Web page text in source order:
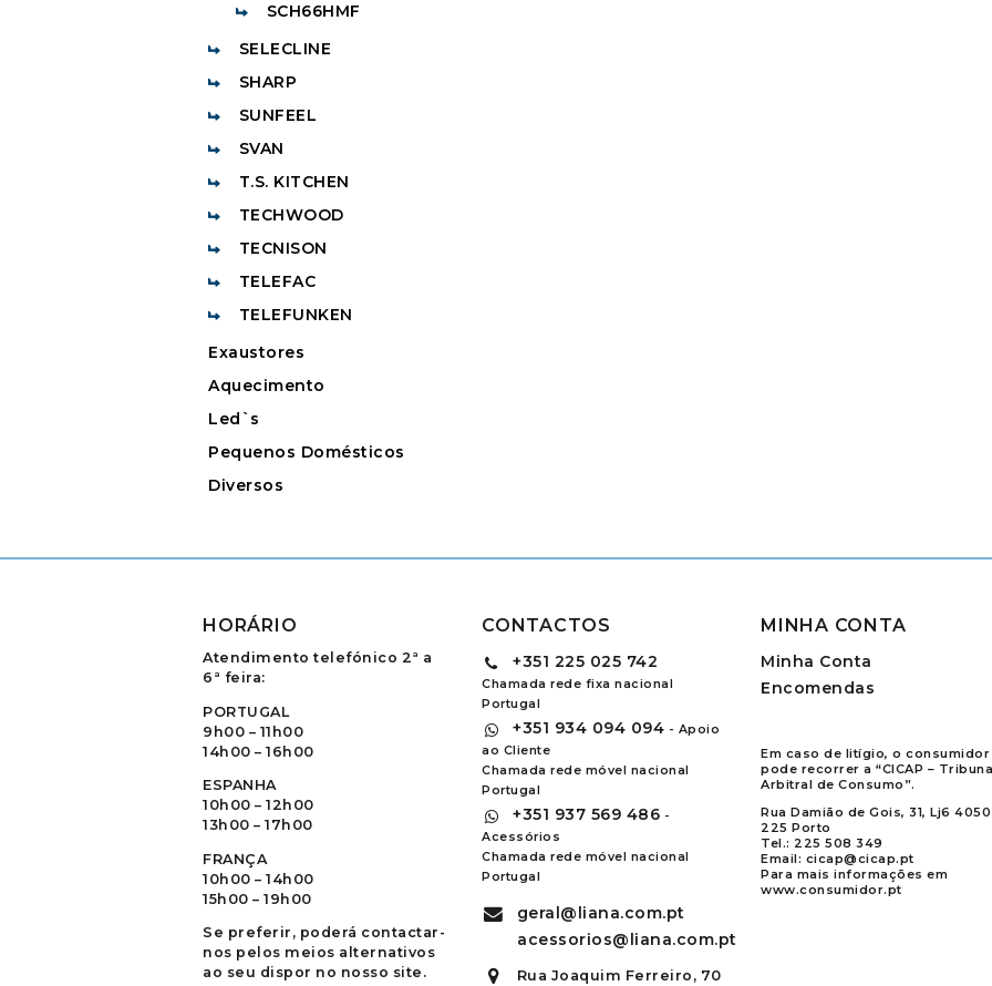
SCH66HMF
SELECLINE
SHARP
SUNFEEL
SVAN
T.S. KITCHEN
TECHWOOD
TECNISON
TELEFAC
TELEFUNKEN
Exaustores
Aquecimento
Led`s
Pequenos Domésticos
Diversos
HORÁRIO
Atendimento telefónico 2ª a
6ª feira:
PORTUGAL
9h00 – 11h00
14h00 – 16h00
ESPANHA
10h00 – 12h00
13h00 – 17h00
FRANÇA
10h00 – 14h00
15h00 – 19h00
Se preferir, poderá contactar-
nos pelos meios alternativos
ao seu dispor no nosso site.
CONTACTOS
+351 225 025 742
Chamada rede fixa nacional
Portugal
+351 934 094 094 - Apoio
ao Cliente
Chamada rede móvel nacional
Portugal
+351 937 569 486 -
Acessórios
Chamada rede móvel nacional
Portugal
geral@liana.com.pt
acessorios@liana.com.pt
Rua Joaquim Ferreiro, 70
MINHA CONTA
Minha Conta
Encomendas
Em caso de litígio, o consumidor
pode recorrer a “CICAP –
Arbitral de Consumo”.
Rua Damião de Gois, 31, Lj6
225 Porto
Tel.: 225 508 349
Email: cicap@cicap.pt
Para mais informações em
www.consumidor.pt